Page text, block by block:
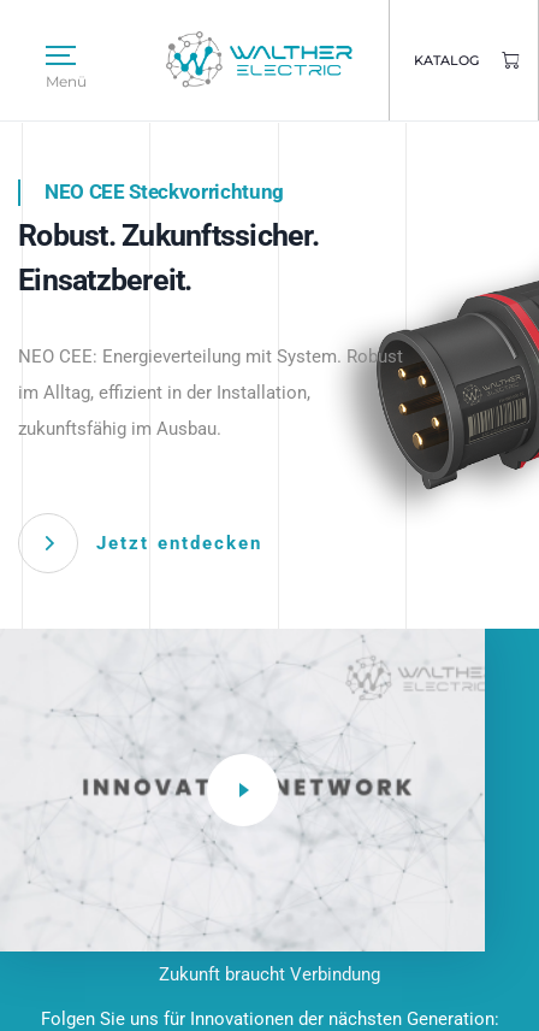
Menü
KATALOG
Intelligente Stromverteilung
beginnt hier.
NEO CEE Steckvorrichtung
Robust. Zukunftssicher.
Einsatzbereit.
NEO CEE: Energieverteilung mit System. Robust
im Alltag, effizient in der Installation,
zukunftsfähig im Ausbau.
Jetzt entdecken
Intelligenz trifft Energie.
Anwendungen – robust, IP-geschützt und
zukunftsfähig.
Zukunft braucht Verbindung
Folgen Sie uns für Innovationen der nächsten Generation: